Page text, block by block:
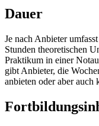
Dauer
Je nach Anbieter
Stunden theoretischen
Praktikum in einer
gibt Anbieter, die
anbieten oder aber